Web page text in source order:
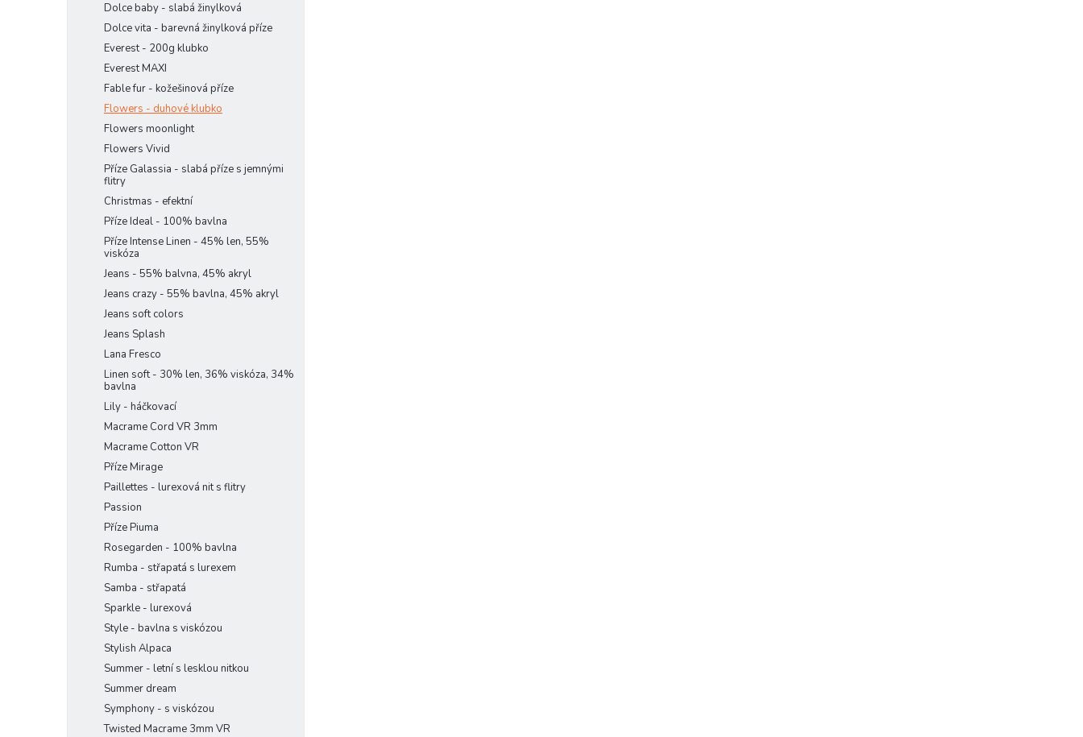
Dolce baby - slabá žinylková
Dolce vita - barevná žinylková příze
Everest - 200g klubko
Everest MAXI
Fable fur - kožešinová příze
Flowers - duhové klubko
Flowers moonlight
Flowers Vivid
Příze Galassia - slabá příze s jemnými
flitry
Christmas - efektní
Příze Ideal - 100% bavlna
Příze Intense Linen - 45% len, 55%
viskóza
Jeans - 55% balvna, 45% akryl
Jeans crazy - 55% bavlna, 45% akryl
Jeans soft colors
Jeans Splash
Lana Fresco
Linen soft - 30% len, 36% viskóza, 34%
bavlna
Lily - háčkovací
Macrame Cord VR 3mm
Macrame Cotton VR
Příze Mirage
Paillettes - lurexová nit s flitry
Passion
Příze Piuma
Rosegarden - 100% bavlna
Rumba - střapatá s lurexem
Samba - střapatá
Sparkle - lurexová
Style - bavlna s viskózou
Stylish Alpaca
Summer - letní s lesklou nitkou
Summer dream
Symphony - s viskózou
Twisted Macrame 3mm VR